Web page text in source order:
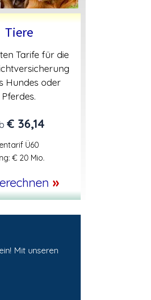
Tiere
Tarife für die
Hundes oder
Pferdes.
€ 36,14
Ü60
€ 20 Mio.
»
Mit unseren